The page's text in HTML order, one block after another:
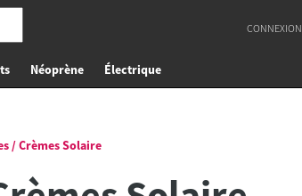
CONNEXION
Néoprène Électrique
/ Crèmes Solaire